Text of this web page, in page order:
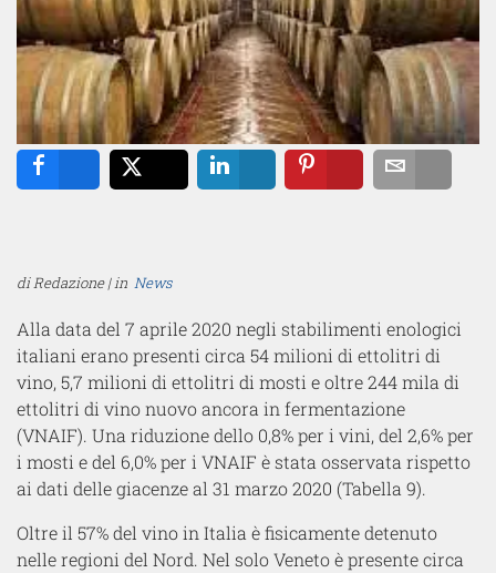
di Redazione | in News
Alla data del 7 aprile 2020 negli stabilimenti enologici
italiani erano presenti circa 54 milioni di ettolitri di
vino, 5,7 milioni di ettolitri di mosti e oltre 244 mila di
ettolitri di vino nuovo ancora in fermentazione
(VNAIF). Una riduzione dello 0,8% per i vini, del 2,6% per
i mosti e del 6,0% per i VNAIF è stata osservata rispetto
ai dati delle giacenze al 31 marzo 2020 (Tabella 9).
Oltre il 57% del vino in Italia è fisicamente detenuto
nelle regioni del Nord. Nel solo Veneto è presente circa